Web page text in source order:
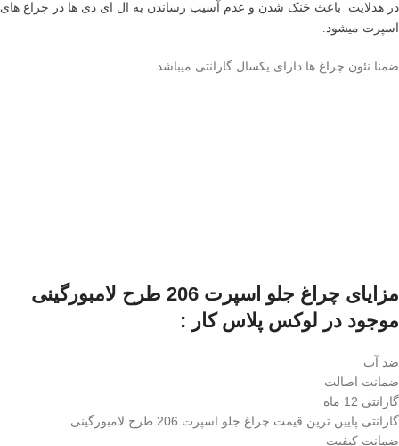
در هدلایت باعث خنک شدن و عدم آسیب رساندن به ال ای دی ها در چراغ های
اسپرت میشود.
ضمنا نئون چراغ ها دارای یکسال گارانتی میباشد.
مزایای چراغ جلو اسپرت 206 طرح لامبورگینی
موجود در لوکس پلاس کار :
ضد آب
ضمانت اصالت
گارانتی 12 ماه
گارانتی پایین ترین قیمت چراغ جلو اسپرت 206 طرح لامبورگینی
ضمانت کیفیت